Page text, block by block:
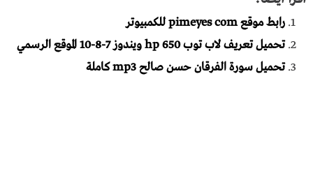
رابط موقع pimeyes com للكمبيوتر
تحميل تعريف لاب توب hp 650 ويندوز 7-8-10 الموقع الرسمي
تحميل سورة الفرقان حسن صالح mp3 كاملة